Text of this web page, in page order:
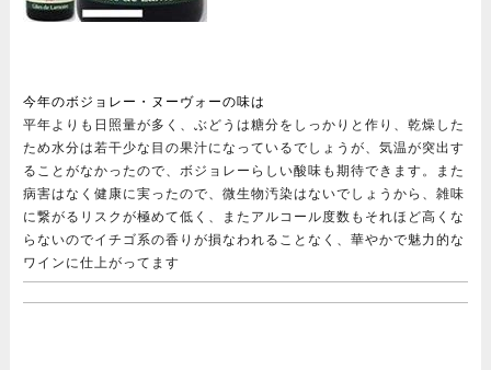
今年のボジョレー・ヌーヴォーの味は
平年よりも日照量が多く、ぶどうは糖分をしっかりと作り、乾燥した
ため水分は若干少な目の果汁になっているでしょうが、気温が突出す
ることがなかったので、ボジョレーらしい酸味も期待できます。また
病害はなく健康に実ったので、微生物汚染はないでしょうから、雑味
に繋がるリスクが極めて低く、またアルコール度数もそれほど高くな
らないのでイチゴ系の香りが損なわれることなく、華やかで魅力的な
ワインに仕上がってます